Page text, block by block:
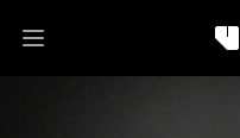
Open main menu